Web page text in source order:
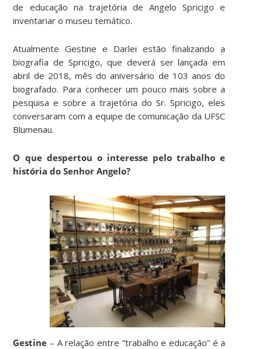
de educação na trajetória de Angelo Spricigo e
inventariar o museu temático.
Atualmente Gestine e Darlei estão finalizando a
biografia de Spricigo, que deverá ser lançada em
abril de 2018, mês do aniversário de 103 anos do
biografado. Para conhecer um pouco mais sobre a
pesquisa e sobre a trajetória do Sr. Spricigo, eles
conversaram com a equipe de comunicação da UFSC
Blumenau.
O que despertou o interesse pelo trabalho e
história do Senhor Angelo?
Gestine – A relação entre “trabalho e educação” é a